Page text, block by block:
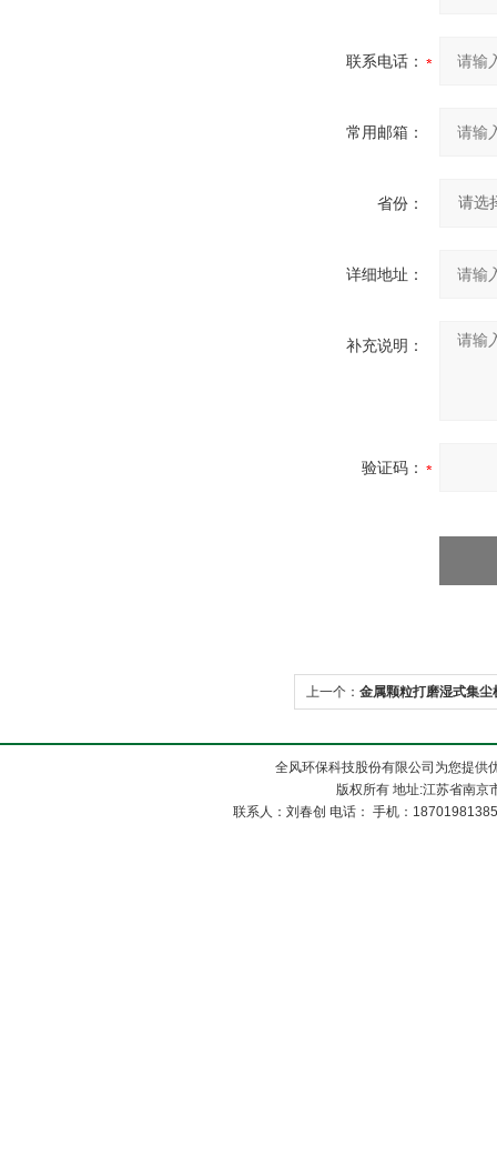
联系电话：
常用邮箱：
省份：
详细地址：
补充说明：
验证码：
上一个： 金属颗粒打磨湿式集尘
全风环保科技股份有限公司为您提供
版权所有 地址:江苏省南
联系人：刘春创 电话： 手机：